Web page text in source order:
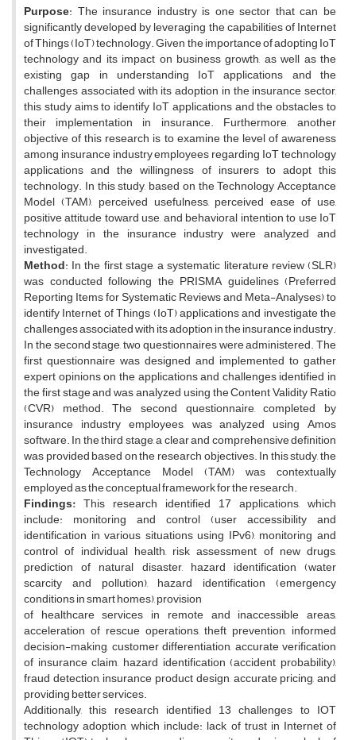
Purpose: The insurance industry is one sector that can be
significantly developed by leveraging the capabilities of Internet
of Things (IoT) technology. Given the importance of adopting IoT
technology and its impact on business growth, as well as the
existing gap in understanding IoT applications and the
challenges associated with its adoption in the insurance sector,
this study aims to identify IoT applications and the obstacles to
their implementation in insurance. Furthermore, another
objective of this research is to examine the level of awareness
among insurance industry employees regarding IoT technology
applications and the willingness of insurers to adopt this
technology. In this study, based on the Technology Acceptance
Model (TAM), perceived usefulness, perceived ease of use,
positive attitude toward use, and behavioral intention to use IoT
technology in the insurance industry were analyzed and
investigated.
Method: In the first stage, a systematic literature review (SLR)
was conducted following the PRISMA guidelines (Preferred
Reporting Items for Systematic Reviews and Meta-Analyses) to
identify Internet of Things (IoT) applications and investigate the
challenges associated with its adoption in the insurance industry.
In the second stage, two questionnaires were administered. The
first questionnaire was designed and implemented to gather
expert opinions on the applications and challenges identified in
the first stage and was analyzed using the Content Validity Ratio
(CVR) method. The second questionnaire, completed by
insurance industry employees, was analyzed using Amos
software. In the third stage, a clear and comprehensive definition
was provided based on the research objectives. In this study, the
Technology Acceptance Model (TAM) was contextually
employed as the conceptual framework for the research.
Findings: This research identified 17 applications, which
include: monitoring and control (user accessibility and
identification in various situations using IPv6), monitoring and
control of individual health, risk assessment of new drugs,
prediction of natural disaster, hazard identification (water
scarcity and pollution), hazard identification (emergency
conditions in smart homes), provision
of healthcare services in remote and inaccessible areas,
acceleration of rescue operations, theft prevention, informed
decision-making, customer differentiation, accurate verification
of insurance claim, hazard identification (accident probability),
fraud detection, insurance product design, accurate pricing, and
providing better services.
Additionally, this research identified 13 challenges to IOT
technology adoption, which include: lack of trust in Internet of